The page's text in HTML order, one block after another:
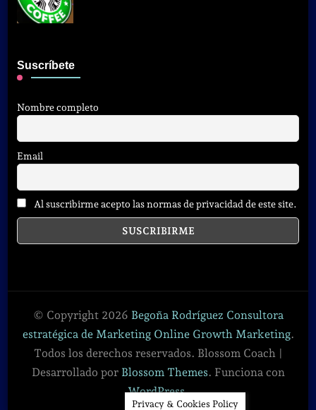
Suscríbete
Nombre completo
Email
Al suscribirme acepto las normas de privacidad de este site.
© Copyright 2026 Begoña Rodríguez Consultora
estratégica de Marketing Online Growth Marketing.
Todos los derechos reservados. Blossom Coach |
Desarrollado por Blossom Themes. Funciona con
WordPress.
Privacy & Cookies Policy